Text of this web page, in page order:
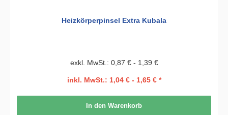
Heizkörperpinsel Extra Kubala
exkl. MwSt.: 0,87 € - 1,39 €
inkl. MwSt.: 1,04 € - 1,65 € *
In den Warenkorb